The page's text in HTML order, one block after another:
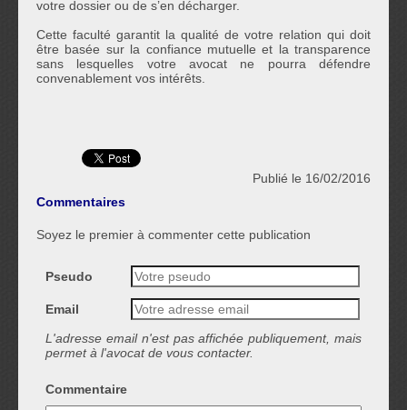
votre dossier ou de s’en décharger.
Cette faculté garantit la qualité de votre relation qui doit
être basée sur la confiance mutuelle et la transparence
sans lesquelles votre avocat ne pourra défendre
convenablement vos intérêts.
Publié le 16/02/2016
Commentaires
Soyez le premier à commenter cette publication
Pseudo
Email
L'adresse email n'est pas affichée publiquement, mais
permet à l'avocat de vous contacter.
Commentaire